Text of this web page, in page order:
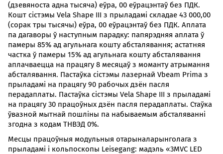
(дзевяноста адна тысяча) еўра, 00 еўрацэнтаў без ПДК.
Кошт сістэмы Vela Shape III з прыладамі складае 43 000,00
(сорак тры тысячы) еўра, 00 еўрацэнтаў без ПДК. Аплата
па дагаворы ў наступным парадку: папярэдняя аплата ў
памеры 85% ад агульнага кошту абсталявання; астатняя
частка ў памеры 15% ад агульнага кошту абсталявання
аплачваецца на працягу 8 месяцаў з моманту атрымання
абсталявання. Пастаўка сістэмы лазернай Vbeam Prima з
прыладамі на працягу 90 рабочых дзён пасля
перадаплаты. Пастаўка сістэмы Vela Shape III з прыладамі
на працягу 30 працоўных дзён пасля перадаплаты. Стаўка
ўвазной мытнай пошліны па набываемым абсталяванні
згодна з кодам ТНВЭД 0%.
Месцы працоўныя модульныя отарыналарынголага з
прыладамі і кольпоскопы Leisegang: мадэль «3MVC LED